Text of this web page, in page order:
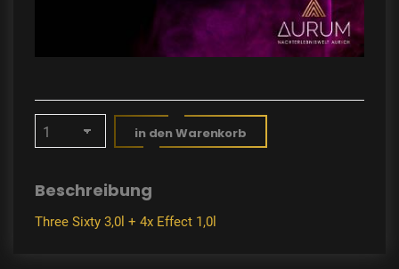
in den Warenkorb
Beschreibung
Three Sixty 3,0l + 4x Effect 1,0l